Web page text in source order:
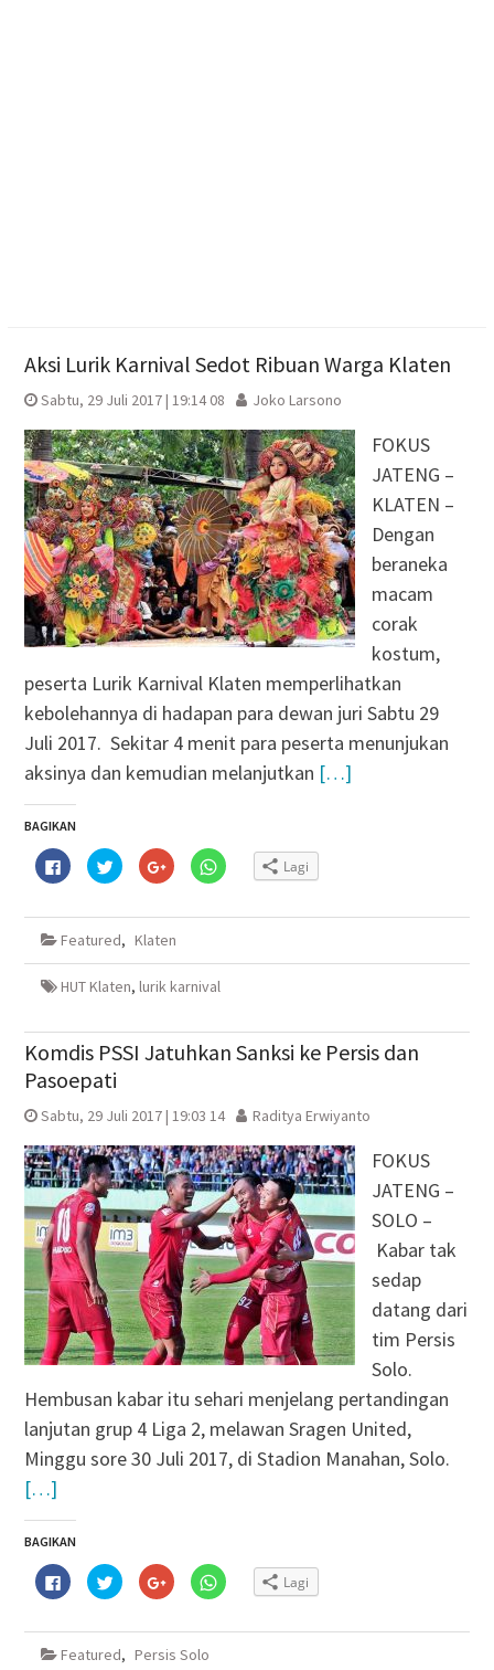
Aksi Lurik Karnival Sedot Ribuan Warga Klaten
Sabtu, 29 Juli 2017 | 19:14 08 Joko Larsono
FOKUS
JATENG –
KLATEN –
Dengan
beraneka
macam
corak
kostum,
peserta Lurik Karnival Klaten memperlihatkan
kebolehannya di hadapan para dewan juri Sabtu 29
Juli 2017. Sekitar 4 menit para peserta menunjukan
aksinya dan kemudian melanjutkan […]
BAGIKAN
Klik
untuk
membagikan
Facebook(Membuka
jendela
baru)
Klik
untuk
berbagi
Twitter(Membuka
jendela
baru)
Klik
untuk
berbagi
Google+
di
yang
baru)
Klik
untuk
WhatsApp(Membuka
baru)
Lagi
Featured, Klaten
HUT Klaten, lurik karnival
Komdis PSSI Jatuhkan Sanksi ke Persis dan
Pasoepati
Sabtu, 29 Juli 2017 | 19:03 14 Raditya Erwiyanto
FOKUS
JATENG –
SOLO –
Kabar tak
sedap
datang dari
tim Persis
Solo.
Hembusan kabar itu sehari menjelang pertandingan
lanjutan grup 4 Liga 2, melawan Sragen United,
Minggu sore 30 Juli 2017, di Stadion Manahan, Solo.
[…]
BAGIKAN
Klik
untuk
membagikan
Facebook(Membuka
jendela
Klik
untuk
berbagi
Twitter(Membuka
jendela
Klik
untuk
berbagi
Google+
di
Klik
untuk
WhatsApp(Membuka
Lagi
Featured, Persis Solo